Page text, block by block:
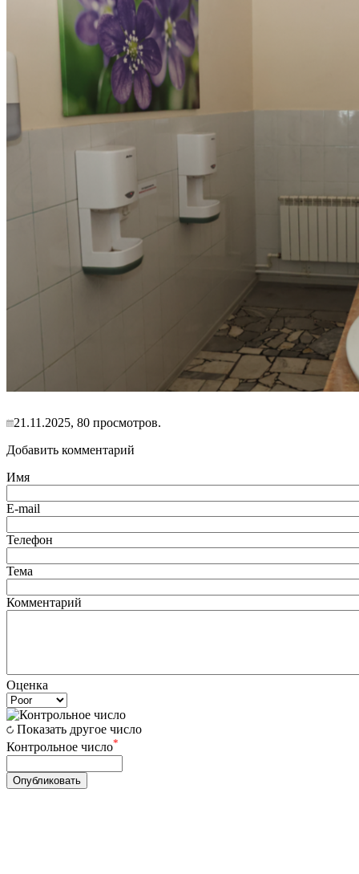
21.11.2025, 80 просмотров.
Добавить комментарий
Имя
E-mail
Телефон
Тема
Комментарий
Оценка
Показать другое число
Контрольное число*